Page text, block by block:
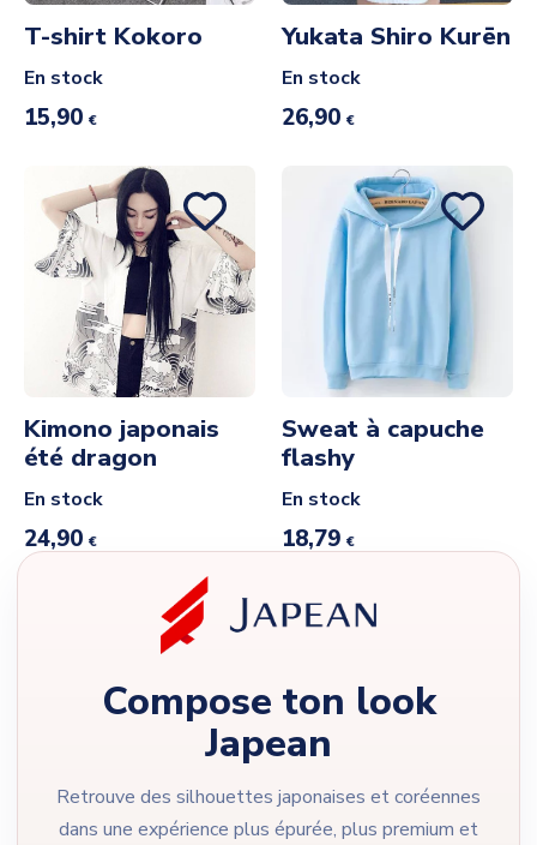
T-shirt Kokoro
En stock
15,90 €
Yukata Shiro Kurēn
En stock
26,90 €
Kimono japonais
été dragon
En stock
24,90 €
Sweat à capuche
flashy
En stock
18,79 €
Compose ton look
Japean
Retrouve des silhouettes japonaises et coréennes
dans une expérience plus épurée, plus premium et